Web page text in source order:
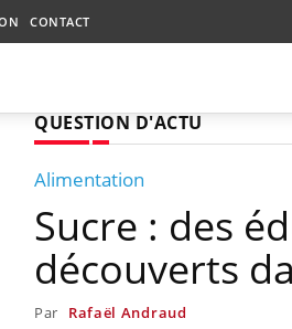
CONTACT
QUESTION D'ACTU
Alimentation
Sucre : des
découverts
Par Rafaël Andraud